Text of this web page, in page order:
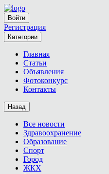
Войти
Регистрация
Категории
Главная
Статьи
Объявления
Фотоконкурс
Контакты
Назад
Все новости
Здравоохранение
Образование
Спорт
Город
ЖКХ